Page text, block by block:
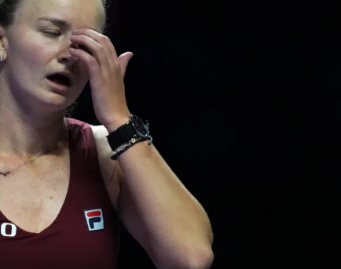
Moderní pětiboj
Motorsport
Olympijské hry
Parasport
Plavání
Plážový volejbal